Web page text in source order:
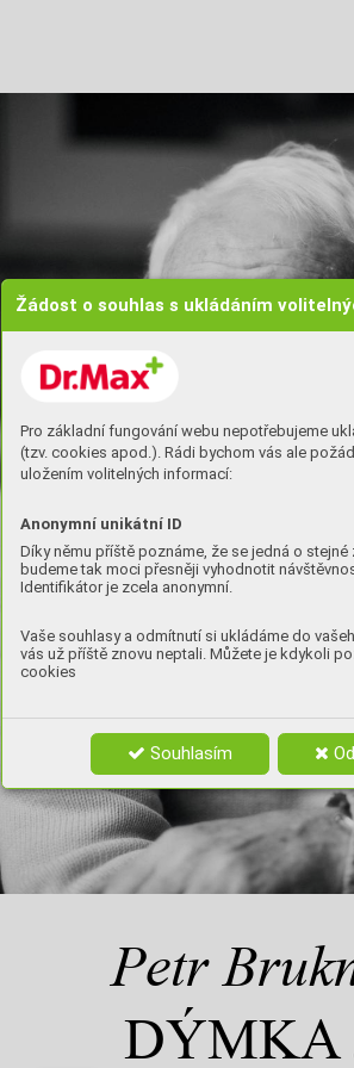
Žádost o souhlas s ukládáním
Pro základní fungování webu nepotřebujeme
(tzv. cookies apod.). Rádi bychom vás ale
uložením volitelných informací:
Anonymní unikátní ID
Díky němu příště poznáme, že se jedná o stejné
budeme tak moci přesněji vyhodnotit
Identifikátor je zcela anonymní.
Vaše souhlasy a odmítnutí si ukládáme do
vás už příště znovu neptali. Můžete je kdykoli
cookies
Souhlasím
Petr
DÝMKA